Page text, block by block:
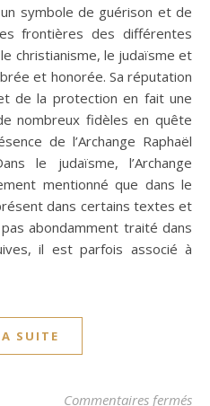
un symbole de guérison et de
frontières des différentes
christianisme, le judaïsme et
et honorée. Sa réputation
de la protection en fait une
nombreux fidèles en quête
de l’Archange Raphaël
le judaïsme, l’Archange
mentionné que dans le
dans certains textes et
abondamment traité dans
il est parfois associé à
SUITE
Commentaires fermés